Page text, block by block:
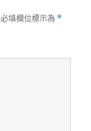
必填欄位標示為 *